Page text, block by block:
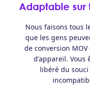
Adaptable sur
Nous faisons tous
que les gens
de conversion
d'appareil. Vous
libéré du